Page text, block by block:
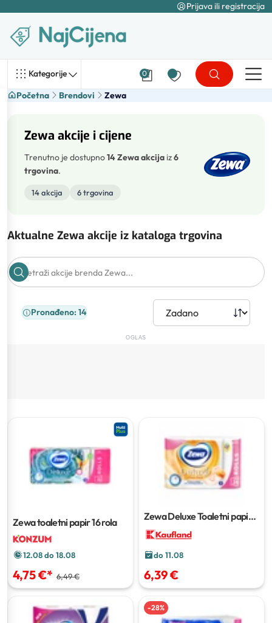
Prijava ili registracija
Kategorije 0
Početna Brendovi Zewa
Zewa akcije i cijene
Trenutno je dostupno14 Zewa akcija iz6
trgovina.
14 akcija 6 trgovina
Aktualne Zewa akcije iz kataloga trgovina
Pronađeno: 14
OGLAS
Zewa toaletni papir16 rola
12.08 do 18.08
4,75 €* 6,49 €
Zewa Deluxe Toaletni papir
do 11.08
6,39 €
-28%